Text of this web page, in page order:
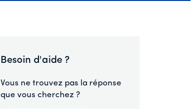
Besoin d'aide ?
Vous ne trouvez pas la réponse
que vous cherchez ?